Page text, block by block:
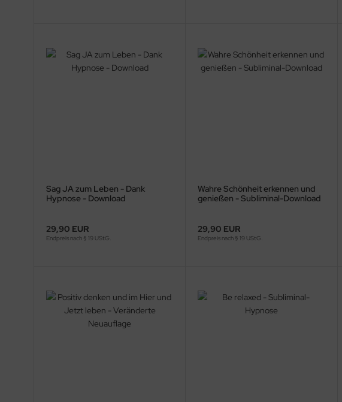
Sag JA zum Leben - Dank
Hypnose - Download
29,90 EUR
Endpreis nach § 19 UStG.
Wahre Schönheit erkennen und
genießen - Subliminal-Download
29,90 EUR
Endpreis nach § 19 UStG.